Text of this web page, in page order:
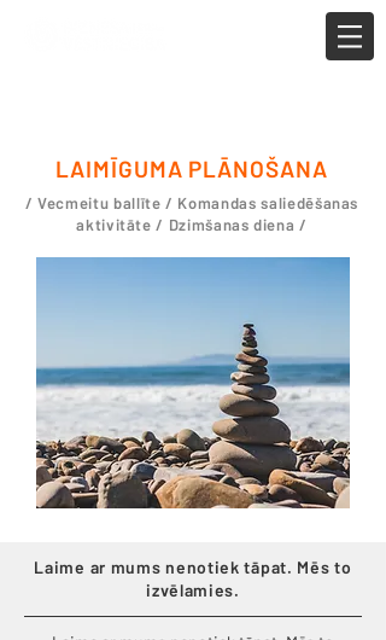
LAIMĪGUMA PLĀNOŠANA
/ Vecmeitu ballīte / Komandas saliedēšanas
aktivitāte / Dzimšanas diena /
Laime ar mums nenotiek tāpat. Mēs to
izvēlamies.